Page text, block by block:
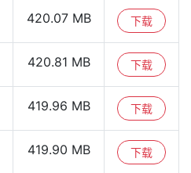
420.07 MB 下载
420.81 MB 下载
419.96 MB 下载
419.90 MB 下载